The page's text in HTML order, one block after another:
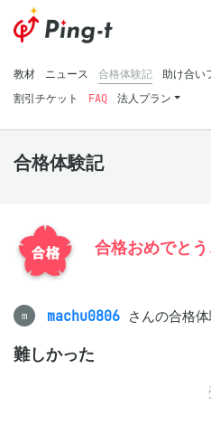
教材 ニュース 合格体験記 助け合い
割引チケット
FAQ 法人プラン
合格体験記
合格おめでとう
m machu0806 さんの合格
難しかった